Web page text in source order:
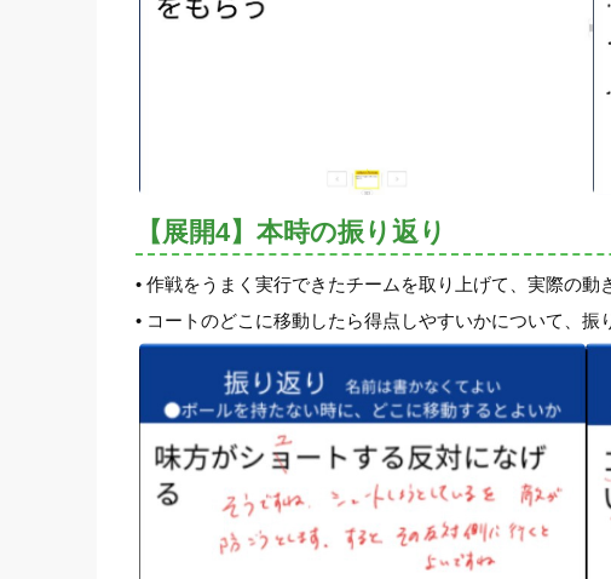
【展開4】本時の振り返り
• 作戦をうまく実行できたチームを取り上げて、実際の動
• コートのどこに移動したら得点しやすいかについて、振